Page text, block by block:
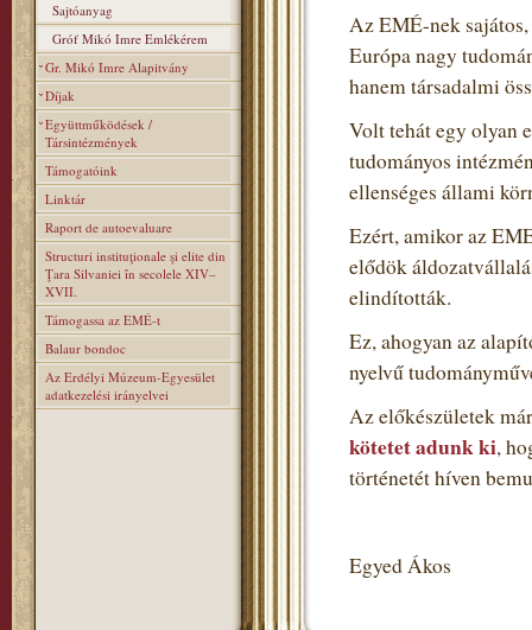
Sajtóanyag
Gróf Mikó Imre Emlékérem
Gr. Mikó Imre Alapitvány
Díjak
Együttműködések /
Társintézmények
Támogatóink
Linktár
Raport de autoevaluare
Structuri instituţionale şi elite din
Ţara Silvaniei în secolele XIV–
XVII.
Támogassa az EMÉ-t
Balaur bondoc
Az Erdélyi Múzeum-Egyesület
adatkezelési irányelvei
Az EMÉ-nek
Európa nagy
hanem társadalmi
Volt tehát egy olyan
tudományos
ellenséges állami
Ezért, amikor az
elődök
elindították.
Ez, ahogyan az
nyelvű
Az előkészületek
kötetet adunk ki,
történetét híven
Egyed Ákos